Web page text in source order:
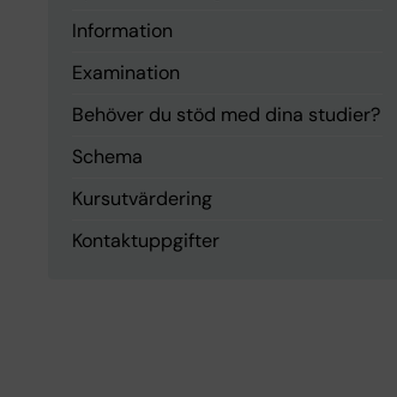
Information
Examination
Behöver du stöd med dina studier?
Schema
Kursutvärdering
Kontaktuppgifter